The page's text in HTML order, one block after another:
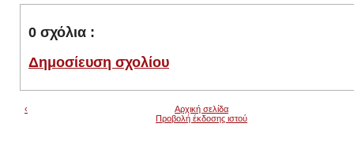
0 σχόλια :
Δημοσίευση σχολίου
‹
Αρχική σελίδα
Προβολή έκδοσης ιστού